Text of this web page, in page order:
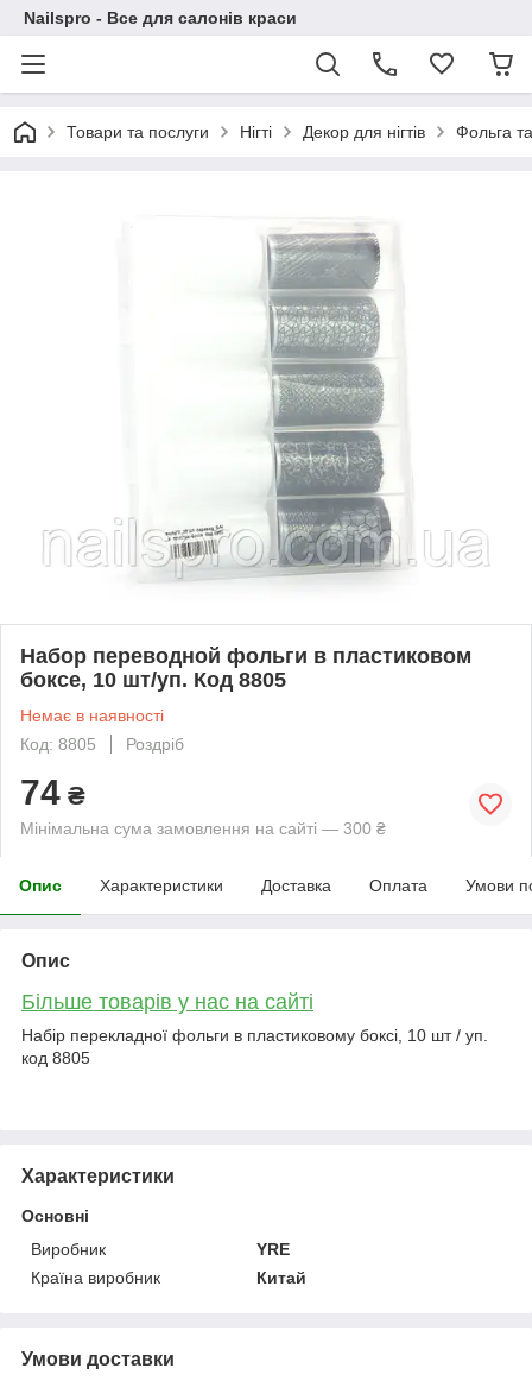
Nailspro - Все для салонів краси
Товари та послуги Нігті Декор для нігтів Фольга
Набор переводной фольги в пластиковом
боксе, 10 шт/уп. Код 8805
Немає в наявності
Код: 8805
Роздріб
74 ₴
Мінімальна сума замовлення на сайті — 300 ₴
Опис Характеристики Доставка Оплата Умови
Опис
Більше товарів у нас на сайті
Набір перекладної фольги в пластиковому боксі, 10 шт / уп.
код 8805
Характеристики
Основні
Виробник
YRE
Країна виробник
Китай
Умови доставки